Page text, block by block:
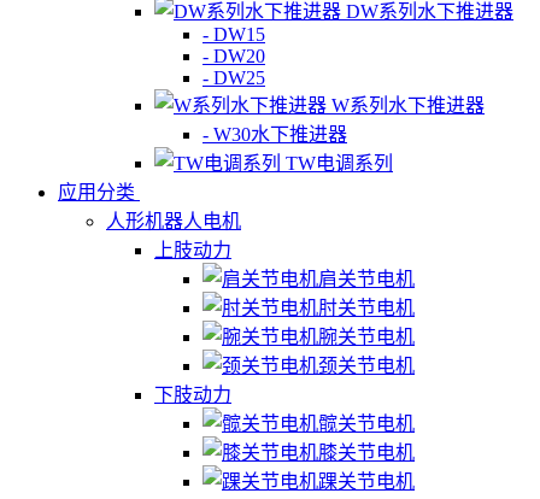
DW系列水下推进器
- DW15
- DW20
- DW25
W系列水下推进器
- W30水下推进器
TW电调系列
应用分类
人形机器人电机
上肢动力
肩关节电机
肘关节电机
腕关节电机
颈关节电机
下肢动力
髋关节电机
膝关节电机
踝关节电机